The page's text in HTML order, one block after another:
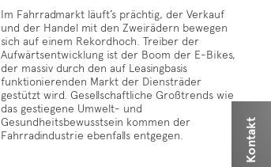
Im Fahrradmarkt läuft’s prächtig, der Verkauf
und der Handel mit den Zweirädern bewegen
sich auf einem Rekordhoch. Treiber der
Aufwärtsentwicklung ist der Boom der E-Bikes,
der massiv durch den auf Leasingbasis
funktionierenden Markt der Diensträder
gestützt wird. Gesellschaftliche Großtrends wie
das gestiegene Umwelt- und
Gesundheitsbewusstsein kommen der
Fahrradindustrie ebenfalls entgegen.
Kontakt